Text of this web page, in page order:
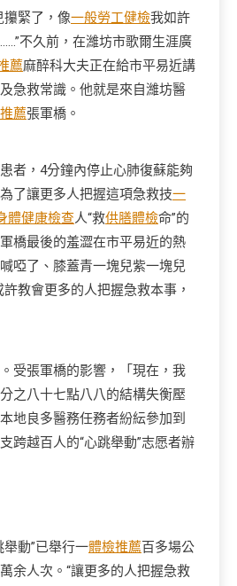
緊了，像一般勞工健檢我如許
不久前，在濰坊市歌爾生涯廣
薦麻醉科大夫正在給市平易近講
急救常識。他就是來自濰坊醫
薦張軍橋。
，4分鐘內停止心肺復蘇能夠
了讓更多人把握這項急救技一
體健康檢查人“救供膳體檢命”的
橋最後的羞澀在市平易近的熱
啞了、膝蓋青一塊兒紫一塊兒
教會更多的人把握急救本事，
張軍橋的影響，「現在，我
之八十七點八八的結構失衡壓
地良多醫務任務者紛紜參加到
跨越百人的“心跳舉動”志愿者辦
動”已舉行一體檢推薦百多場公
余人次。“讓更多的人把握急救